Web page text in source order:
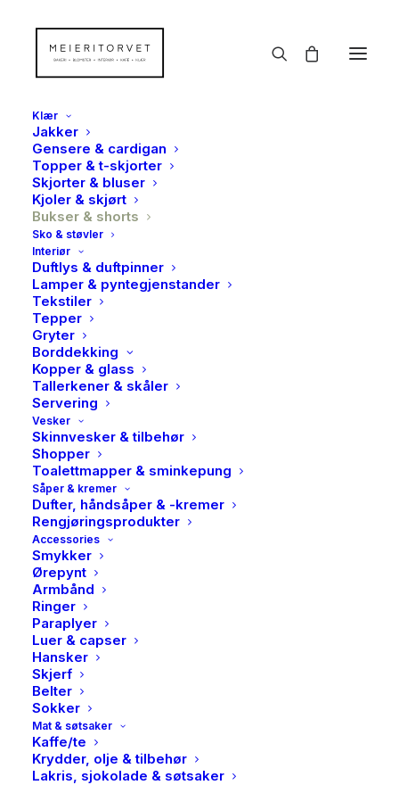
Klær
Jakker
Gensere & cardigan
Topper & t-skjorter
Skjorter & bluser
Kjoler & skjørt
Bukser & shorts
Sko & støvler
Interiør
Duftlys & duftpinner
Lamper & pyntegjenstander
Tekstiler
Tepper
Gryter
Borddekking
Kopper & glass
Tallerkener & skåler
Servering
Vesker
Skinnvesker & tilbehør
Shopper
Toalettmapper & sminkepung
Såper & kremer
Dufter, håndsåper & -kremer
Rengjøringsprodukter
Accessories
Smykker
Ørepynt
Armbånd
Ringer
Paraplyer
Luer & capser
Hansker
Skjerf
Belter
Sokker
Mat & søtsaker
Kaffe/te
Krydder, olje & tilbehør
Lakris, sjokolade & søtsaker